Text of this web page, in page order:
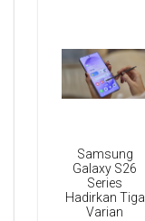
Samsung
Galaxy S26
Series
Hadirkan Tiga
Varian